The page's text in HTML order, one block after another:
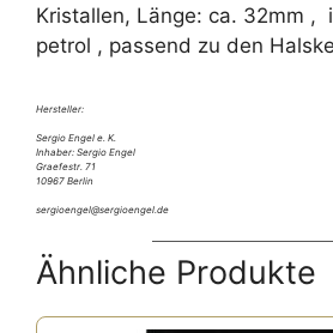
Kristallen, Länge: ca. 32mm ,
petrol , passend zu den
Hersteller:
Sergio Engel e. K.
Inhaber: Sergio Engel
Graefestr. 71
10967 Berlin
sergioengel@sergioengel.de
Ähnliche Produkte